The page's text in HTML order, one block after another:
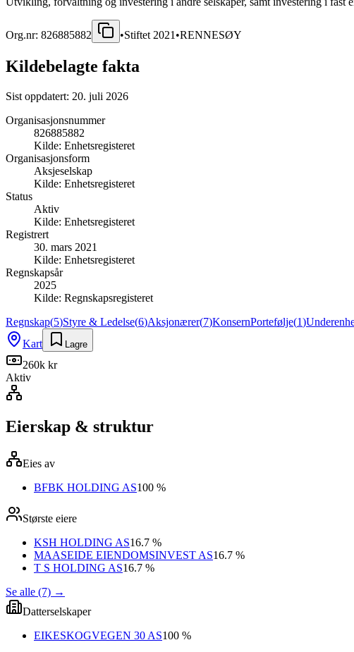
Org.nr: 826885882 •Stiftet 2021 •RENNESØY
Kildebelagte fakta
Sist oppdatert: 20. juli 2026
Organisasjonsnummer
826885882
Kilde: Enhetsregisteret
Organisasjonsform
Aksjeselskap
Kilde: Enhetsregisteret
Status
Aktiv
Kilde: Enhetsregisteret
Registrert
30. mars 2021
Kilde: Enhetsregisteret
Regnskapsår
2025
Kilde: Regnskapsregisteret
Regnskap(5)Styre & Ledelse(6)Aksjonærer(7)KonsernPortefølje(1)
Kart
Lagre
260k kr
Aktiv
Eierskap & struktur
Eies av
BFBK HOLDING AS100 %
Største eiere
KSH HOLDING AS16.7 %
MAASEIDE EIENDOMSINVEST AS16.7 %
T S HOLDING AS16.7 %
Se alle (7) →
Datterselskaper
EIKESKOGVEGEN 30 AS100 %